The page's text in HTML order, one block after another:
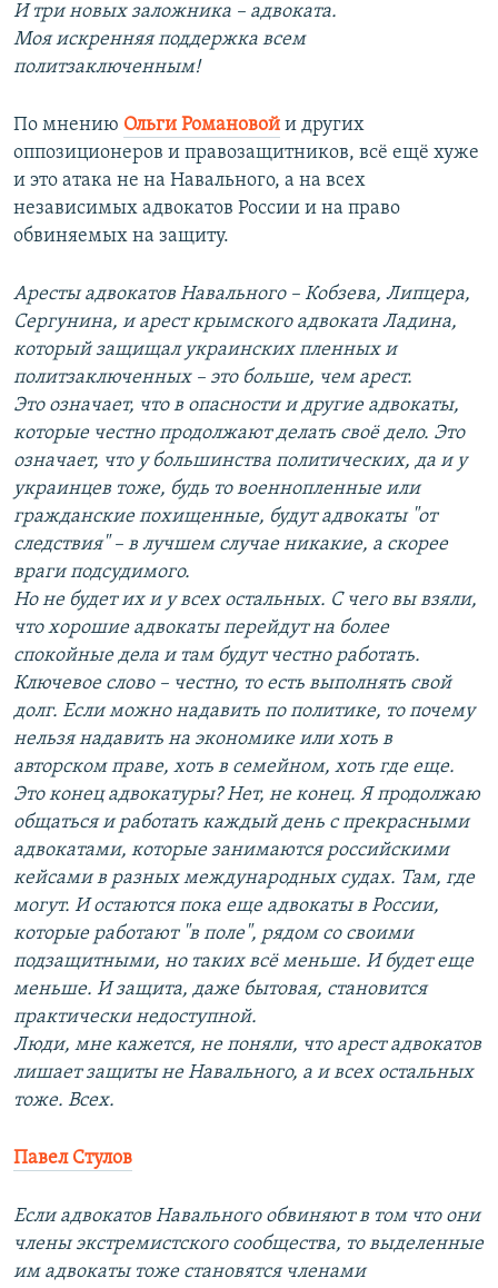
И три новых заложника – адвоката.
Моя искренняя поддержка всем
политзаключенным!
По мнению Ольги Романовой и других
оппозиционеров и правозащитников, всё ещё хуже
и это атака не на Навального, а на всех
независимых адвокатов России и на право
обвиняемых на защиту.
Аресты адвокатов Навального – Кобзева, Липцера,
Сергунина, и арест крымского адвоката Ладина,
который защищал украинских пленных и
политзаключенных – это больше, чем арест.
Это означает, что в опасности и другие адвокаты,
которые честно продолжают делать своё дело. Это
означает, что у большинства политических, да и у
украинцев тоже, будь то военнопленные или
гражданские похищенные, будут адвокаты "от
следствия" – в лучшем случае никакие, а скорее
враги подсудимого.
Но не будет их и у всех остальных. С чего вы взяли,
что хорошие адвокаты перейдут на более
спокойные дела и там будут честно работать.
Ключевое слово – честно, то есть выполнять свой
долг. Если можно надавить по политике, то почему
нельзя надавить на экономике или хоть в
авторском праве, хоть в семейном, хоть где еще.
Это конец адвокатуры? Нет, не конец. Я продолжаю
общаться и работать каждый день с прекрасными
адвокатами, которые занимаются российскими
кейсами в разных международных судах. Там, где
могут. И остаются пока еще адвокаты в России,
которые работают "в поле", рядом со своими
подзащитными, но таких всё меньше. И будет еще
меньше. И защита, даже бытовая, становится
практически недоступной.
Люди, мне кажется, не поняли, что арест адвокатов
лишает защиты не Навального, а и всех остальных
тоже. Всех.
Павел Стулов
Если адвокатов Навального обвиняют в том что они
члены экстремистского сообщества, то выделенные
им адвокаты тоже становятся членами